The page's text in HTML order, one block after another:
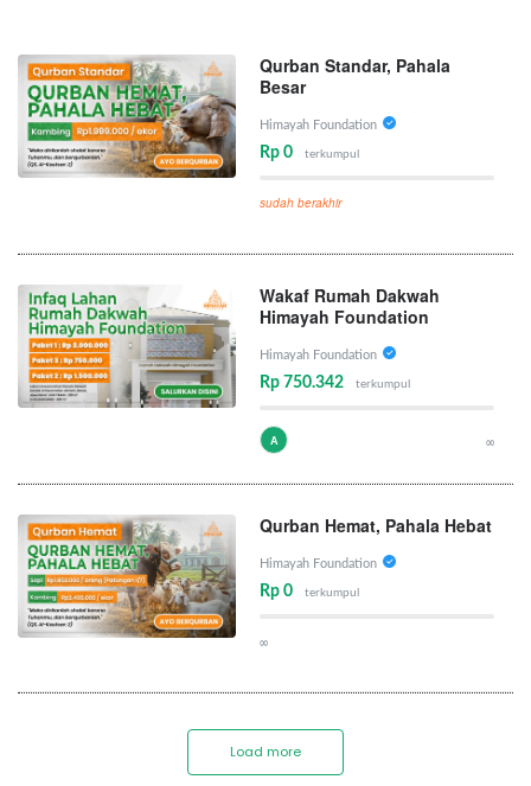
Qurban Standar, Pahala
Besar
Himayah Foundation
Rp 0 terkumpul
sudah berakhir
Wakaf Rumah Dakwah
Himayah Foundation
Himayah Foundation
Rp 750.342 terkumpul
A ∞
Qurban Hemat, Pahala Hebat
Himayah Foundation
Rp 0 terkumpul
∞
Load more